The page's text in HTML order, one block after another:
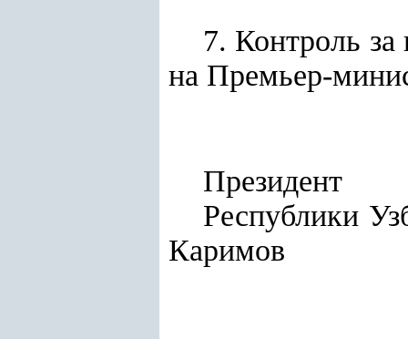
7. Контроль за
на Премьер-
Президент
Каримов